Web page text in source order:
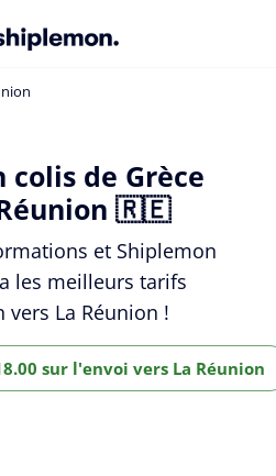
colis de Grèce
🇷🇪
et Shiplemon
les meilleurs tarifs
vers La Réunion !
sur l'envoi vers La Réunion